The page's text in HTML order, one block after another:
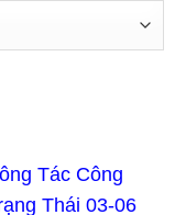
Tác Công
Thái 03-06